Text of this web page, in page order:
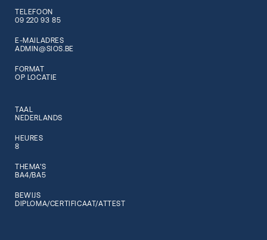
TELEFOON
09 220 93 85
E-MAILADRES
ADMIN@SIOS.BE
FORMAT
OP LOCATIE
TAAL
NEDERLANDS
HEURES
8
THEMA'S
BA4/BA5
BEWIJS
DIPLOMA/CERTIFICAAT/ATTEST